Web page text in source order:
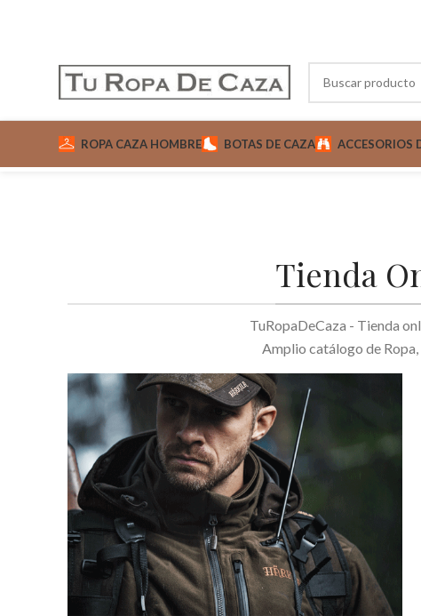
ROPA CAZA HOMBRE BOTAS DE CAZA ACCESORIOS
Tienda
TuRopaDeCaza - Tienda
Amplio catálogo de